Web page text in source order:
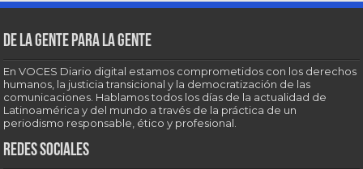
De la gente para la gente
En VOCES Diario digital estamos comprometidos con los derechos
humanos, la justicia transicional y la democratización de las
comunicaciones. Hablamos todos los días de la actualidad de
Latinoamérica y del mundo a través de la práctica de un
periodismo responsable, ético y profesional.
Redes sociales